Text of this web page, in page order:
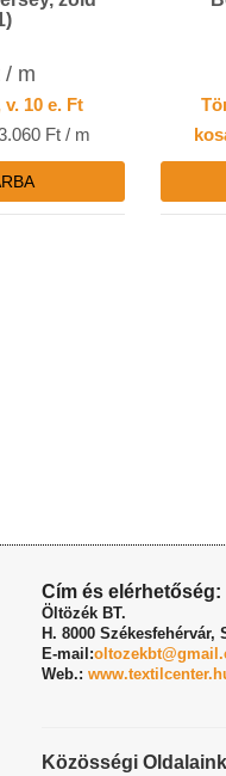
/ m
10 e. Ft
Ft / m
Cím és elérhetőség:
Öltözék BT.
H. 8000 Székesfehérvár,
E-mail:
Web.:
Közösségi Oldalaink